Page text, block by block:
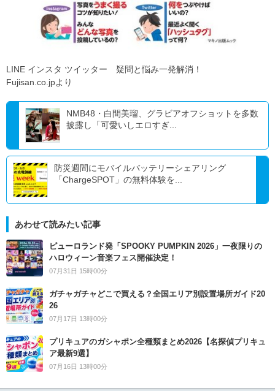
LINE インスタ ツイッター 疑問と悩み一発解消！
Fujisan.co.jpより
NMB48・白間美瑠、グラビアオフショットを多数
披露し「可愛いしエロすぎ...
防災週間にモバイルバッテリーシェアリング
「ChargeSPOT」の無料体験を...
あわせて読みたい記事
ピューロランド発「SPOOKY PUMPKIN 2026」一夜限りの
ハロウィーン音楽フェス開催決定！
07月31日 15時00分
ガチャガチャどこで買える？全国エリア別設置場所ガイド20
26
07月17日 13時00分
プリキュアのガシャポン全種類まとめ2026【名探偵プリキュ
ア最新9選】
07月16日 13時00分